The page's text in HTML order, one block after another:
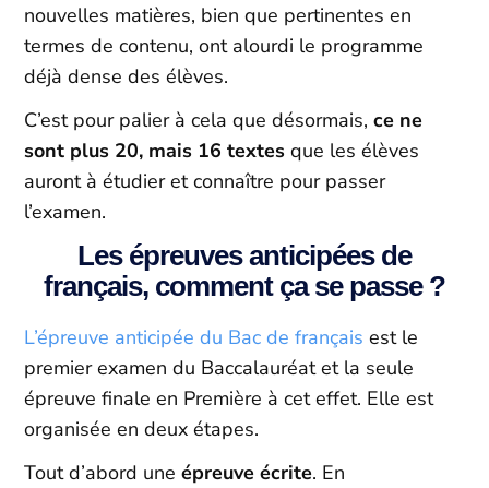
nouvelles matières, bien que pertinentes en
termes de contenu, ont alourdi le programme
déjà dense des élèves.
C’est pour palier à cela que désormais, ce ne
sont plus 20, mais 16 textes que les élèves
auront à étudier et connaître pour passer
l’examen.
Les épreuves anticipées de
français, comment ça se passe ?
L’épreuve anticipée du Bac de françaisest le
premier examen du Baccalauréat et la seule
épreuve finale en Première à cet effet. Elle est
organisée en deux étapes.
Tout d’abord uneépreuve écrite. En